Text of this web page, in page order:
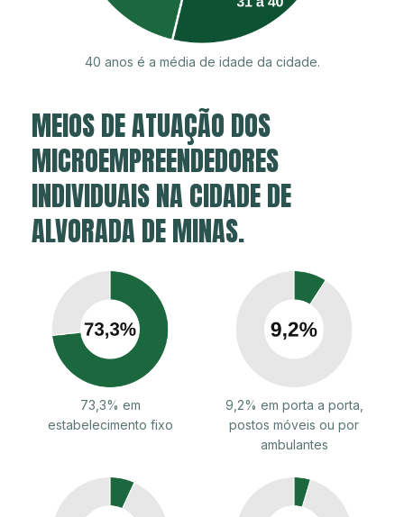
40 anos é a média de idade da cidade.
MEIOS DE ATUAÇÃO DOS
MICROEMPREENDEDORES
INDIVIDUAIS NA CIDADE DE
ALVORADA DE MINAS.
73,3% em
estabelecimento fixo
9,2% em porta a porta,
postos móveis ou por
ambulantes